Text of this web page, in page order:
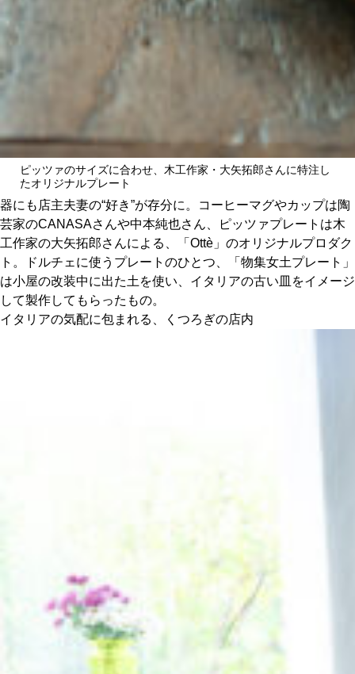
ピッツァのサイズに合わせ、木工作家・大矢拓郎さんに特注し
たオリジナルプレート
器にも店主夫妻の“好き”が存分に。コーヒーマグやカップは陶
芸家のCANASAさんや中本純也さん、ピッツァプレートは木
工作家の大矢拓郎さんによる、「Ottè」のオリジナルプロダク
ト。ドルチェに使うプレートのひとつ、「物集女土プレート」
は小屋の改装中に出た土を使い、イタリアの古い皿をイメージ
して製作してもらったもの。
イタリアの気配に包まれる、くつろぎの店内